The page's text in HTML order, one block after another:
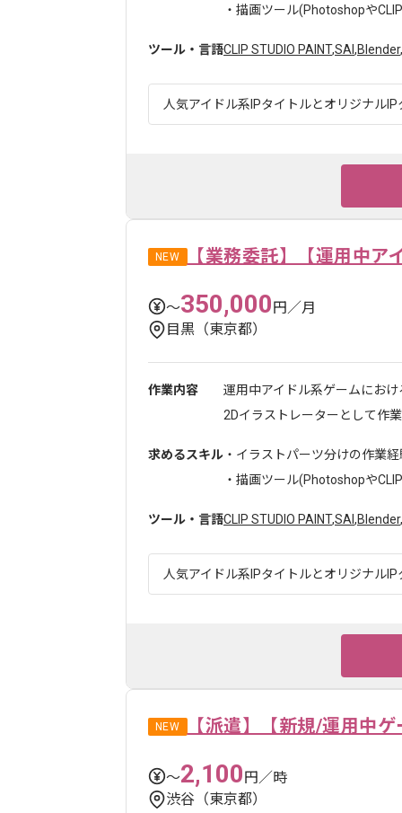
・描画ツール(Photoshopや
ツール・言語CLIP STUDIO PAINT,SAI ,Blender,
人気アイドル系IPタイトルとオリジナル
NEW 【業務委託】【運用中ア
〜350,000円／月
目黒（東京都）
作業内容
運用中アイドル系ゲームにおけ
2Dイラストレーターとして作
求めるスキル ・イラストパーツ分けの作業経
・描画ツール(Photoshopや
ツール・言語CLIP STUDIO PAINT,SAI ,Blender,
人気アイドル系IPタイトルとオリジナル
NEW 【派遣】【新規/運用中
〜2,100円／時
渋谷（東京都）